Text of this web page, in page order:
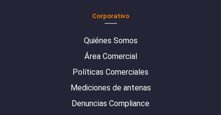
Corporativo
Quiénes Somos
Área Comercial
Políticas Comerciales
Mediciones de antenas
Denuncias Compliance